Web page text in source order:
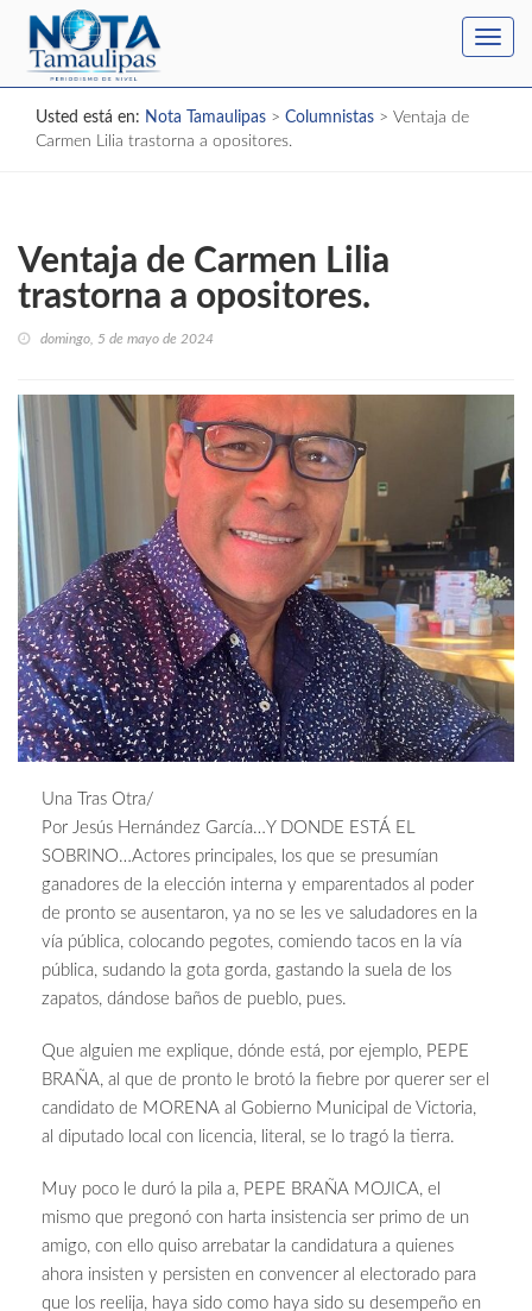
Usted está en: Nota Tamaulipas > Columnistas > Ventaja de
Carmen Lilia trastorna a opositores.
Ventaja de Carmen Lilia
trastorna a opositores.
domingo, 5 de mayo de 2024
Una Tras Otra/
Por Jesús Hernández García…Y DONDE ESTÁ EL
SOBRINO…Actores principales, los que se presumían
ganadores de la elección interna y emparentados al poder
de pronto se ausentaron, ya no se les ve saludadores en la
vía pública, colocando pegotes, comiendo tacos en la vía
pública, sudando la gota gorda, gastando la suela de los
zapatos, dándose baños de pueblo, pues.
Que alguien me explique, dónde está, por ejemplo, PEPE
BRAÑA, al que de pronto le brotó la fiebre por querer ser el
candidato de MORENA al Gobierno Municipal de Victoria,
al diputado local con licencia, literal, se lo tragó la tierra.
Muy poco le duró la pila a, PEPE BRAÑA MOJICA, el
mismo que pregonó con harta insistencia ser primo de un
amigo, con ello quiso arrebatar la candidatura a quienes
ahora insisten y persisten en convencer al electorado para
que los reelija, haya sido como haya sido su desempeño en